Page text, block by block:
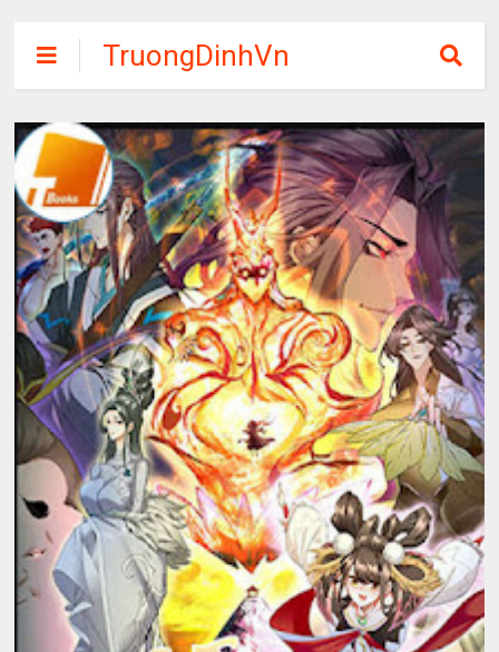
TruongDinhVn
Chia sẽ ebook,
các khóa học,
phần mềm học
tập miễn phí